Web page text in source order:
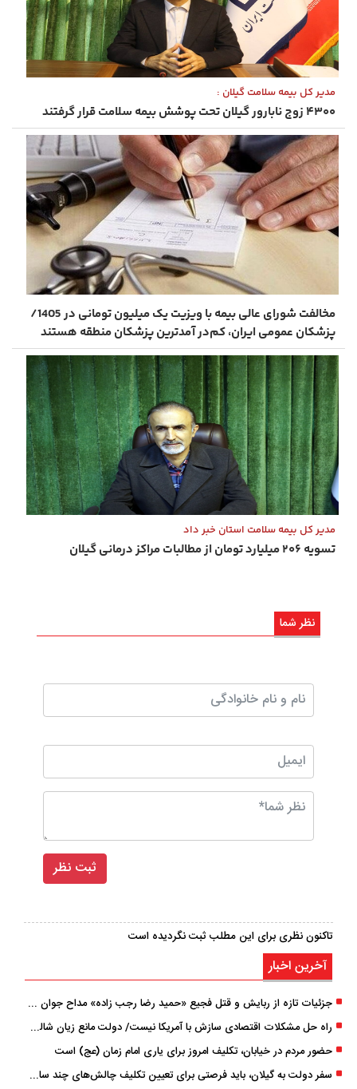
مدیر کل بیمه سلامت گیلان :
۴۳۰۰ زوج نابارور گیلان تحت پوشش بیمه سلامت قرار گرفتند
مخالفت شورای عالی بیمه با ویزیت یک میلیون تومانی در 1405/
پزشکان عمومی ایران، کم‌در آمدترین پزشکان منطقه هستند
مدیر کل بیمه سلامت استان خبر داد
تسویه ۲۰۶ میلیارد تومان از مطالبات مراکز درمانی گیلان
نظر شما
تاکنون نظری برای این مطلب ثبت نگردیده است
آخرین اخبار
جزئیات تازه از ربایش و قتل فجیع «حمید رضا رجب زاده» مداح جوان تهرانی؛ ۴ متهم بازداشت شدند
راه حل مشکلات اقتصادی سازش با آمریکا نیست/ دولت مانع زیان شالیکاران شود
حضور مردم در خیابان، تکلیف امروز برای یاری امام زمان (عج) است
سفر دولت به گیلان، باید فرصتی برای تعیین تکلیف چالش‌های چند ساله استان باشد